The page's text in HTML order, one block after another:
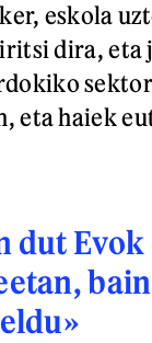
eskola
dira, eta
eta haiek
dut